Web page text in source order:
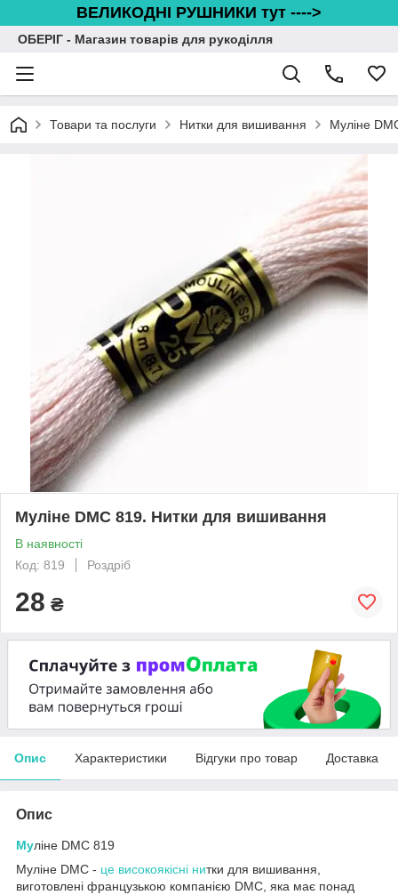
ВЕЛИКОДНІ РУШНИКИ тут ---->
ОБЕРІГ - Магазин товарів для рукоділля
Товари та послуги Нитки для вишивання Муліне
Муліне DMC 819. Нитки для вишивання
В наявності
Код: 819
Роздріб
28 ₴
Опис Характеристики Відгуки про товар Доставка
Опис
Муліне DMC 819
Муліне DMC - це високоякісні нитки для вишивання,
виготовлені французькою компанією DMC, яка має понад